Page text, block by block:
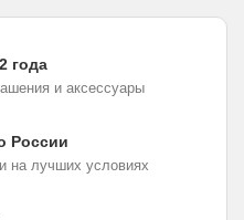
года
и аксессуары
России
на лучших условиях